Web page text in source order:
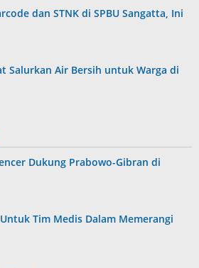
dan STNK di SPBU Sangatta, Ini
Salurkan Air Bersih untuk Warga di
Dukung Prabowo-Gibran di
Tim Medis Dalam Memerangi